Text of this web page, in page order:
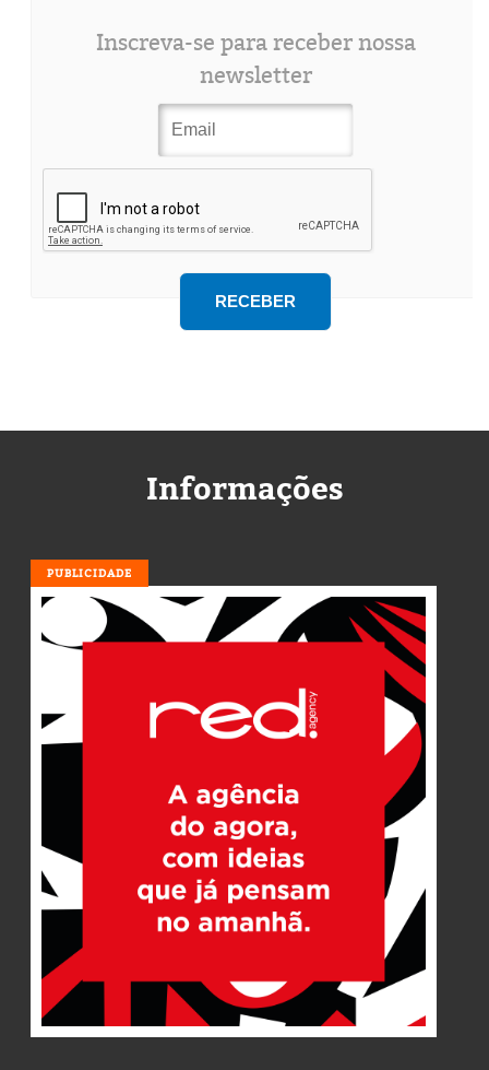
Inscreva-se para receber nossa
newsletter
Informações
PUBLICIDADE